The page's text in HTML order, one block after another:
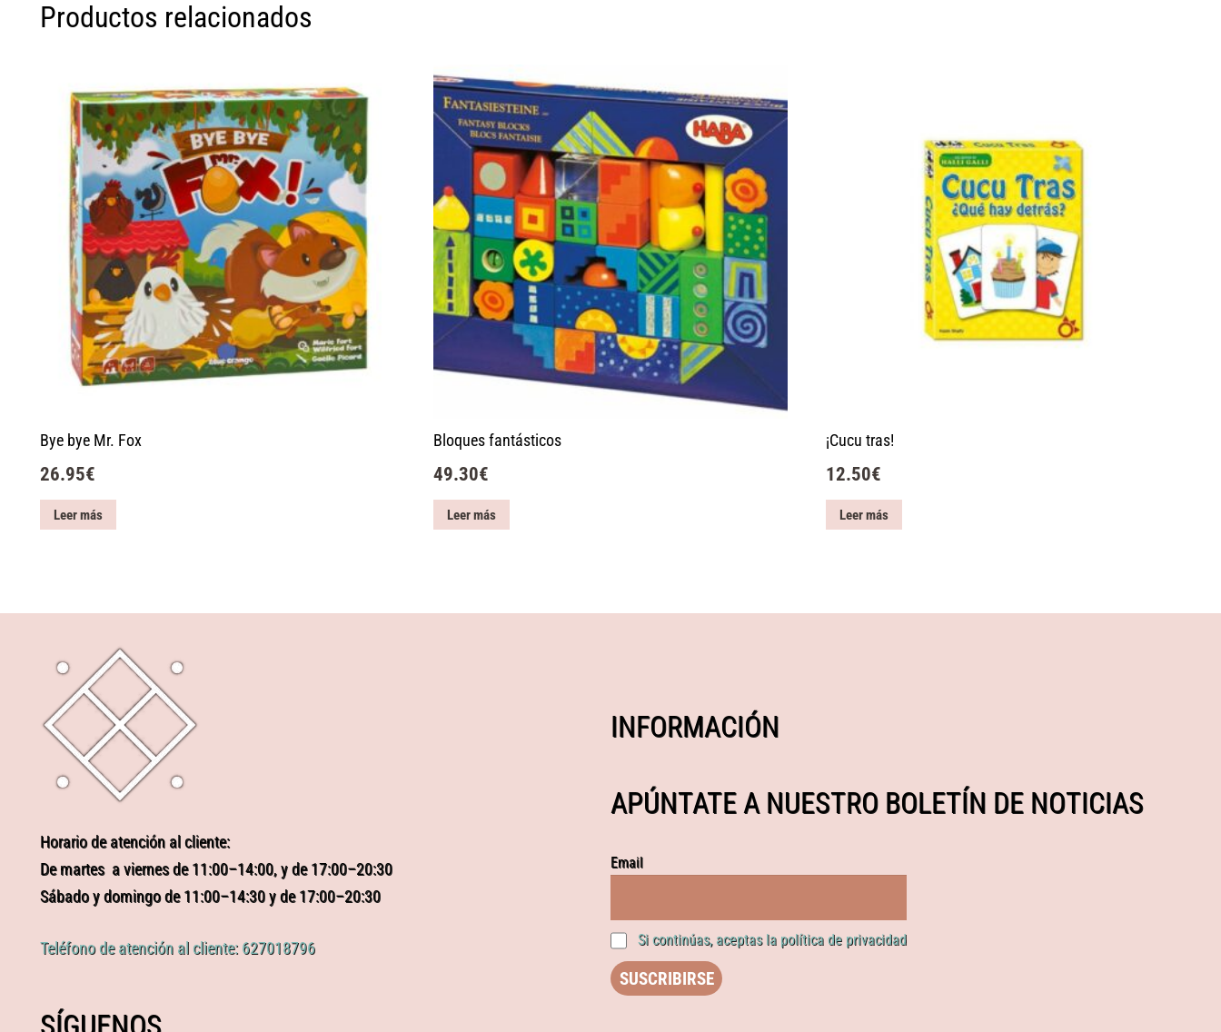
Productos relacionados
Bye bye Mr. Fox
26.95€
Leer más
Bloques fantásticos
49.30€
Leer más
¡Cucu tras!
12.50€
Leer más
Horario de atención al cliente:
De martes a viernes de 11:00–14:00, y de 17:00–20:30
Sábado y domingo de 11:00–14:30 y de 17:00–20:30
Teléfono de atención al cliente: 627018796
INFORMACIÓN
APÚNTATE A NUESTRO BOLETÍN DE NOTICIAS
Email
Si continúas, aceptas la política de privacidad